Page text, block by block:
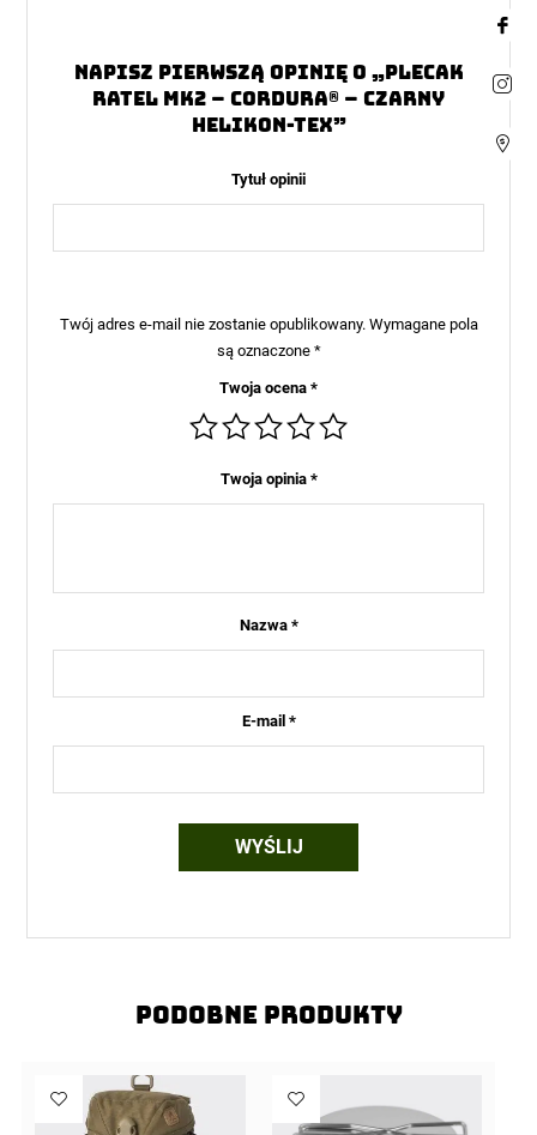
Napisz pierwszą opinię o „Plecak
RATEL Mk2 – Cordura® – Czarny
Helikon-Tex”
Tytuł opinii
Twój adres e-mail nie zostanie opublikowany. Wymagane pola
są oznaczone *
Twoja ocena *
Twoja opinia *
Nazwa *
E-mail *
Podobne produkty